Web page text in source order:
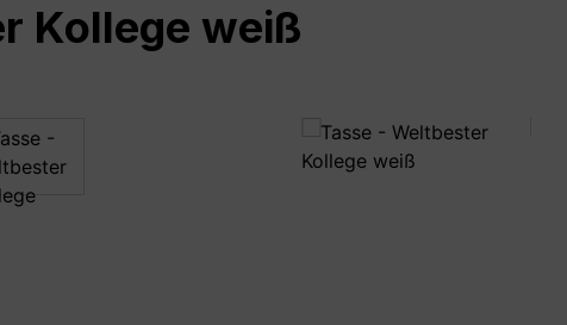
Kollege weiß